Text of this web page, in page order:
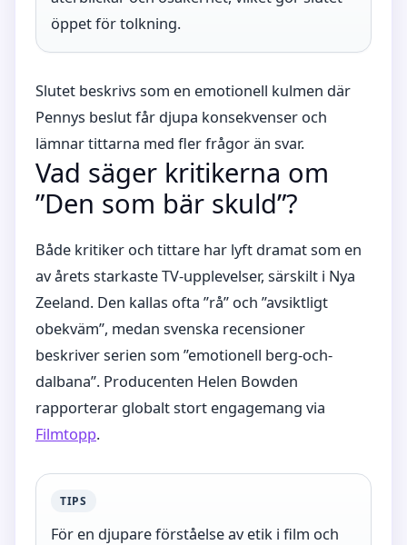
öppet för tolkning.
Slutet beskrivs som en emotionell kulmen där
Pennys beslut får djupa konsekvenser och
lämnar tittarna med fler frågor än svar.
Vad säger kritikerna om
”Den som bär skuld”?
Både kritiker och tittare har lyft dramat som en
av årets starkaste TV-upplevelser, särskilt i Nya
Zeeland. Den kallas ofta ”rå” och ”avsiktligt
obekväm”, medan svenska recensioner
beskriver serien som ”emotionell berg-och-
dalbana”. Producenten Helen Bowden
rapporterar globalt stort engagemang via
Filmtopp.
TIPS
För en djupare förståelse av etik i film och